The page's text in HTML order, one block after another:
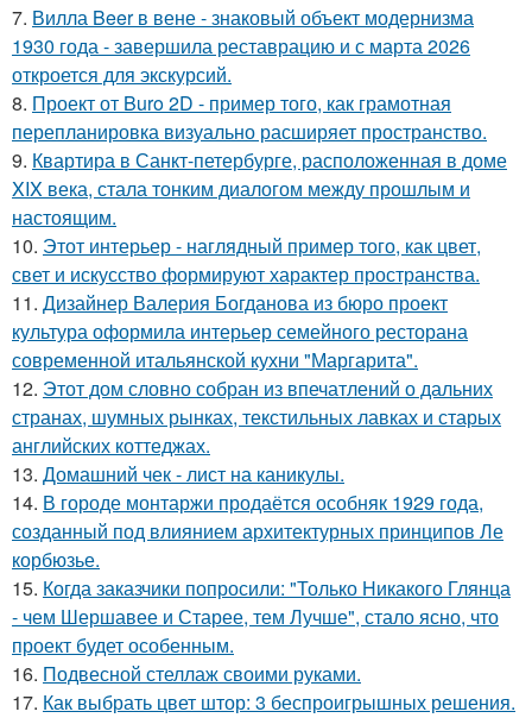
7. Вилла Beer в вене - знаковый объект модернизма
1930 года - завершила реставрацию и с марта 2026
откроется для экскурсий.
8. Проект от Buro 2D - пример того, как грамотная
перепланировка визуально расширяет пространство.
9. Квартира в Санкт-петербурге, расположенная в доме
XIX века, стала тонким диалогом между прошлым и
настоящим.
10. Этот интерьер - наглядный пример того, как цвет,
свет и искусство формируют характер пространства.
11. Дизайнер Валерия Богданова из бюро проект
культура оформила интерьер семейного ресторана
современной итальянской кухни "Маргарита".
12. Этот дом словно собран из впечатлений о дальних
странах, шумных рынках, текстильных лавках и старых
английских коттеджах.
13. Домашний чек - лист на каникулы.
14. В городе монтаржи продаётся особняк 1929 года,
созданный под влиянием архитектурных принципов Ле
корбюзье.
15. Когда заказчики попросили: "Только Никакого Глянца
- чем Шершавее и Старее, тем Лучше", стало ясно, что
проект будет особенным.
16. Подвесной стеллаж своими руками.
17. Как выбрать цвет штор: 3 беспроигрышных решения.